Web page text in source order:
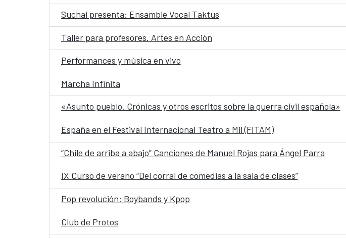
Suchai presenta: Ensamble Vocal Taktus
Taller para profesores. Artes en Acción
Performances y música en vivo
Marcha Infinita
«Asunto pueblo. Crónicas y otros escritos sobre la guerra civil española»
España en el Festival Internacional Teatro a Mil (FITAM)
“Chile de arriba a abajo” Canciones de Manuel Rojas para Ángel Parra
IX Curso de verano “Del corral de comedias a la sala de clases”
Pop revolución: Boybands y Kpop
Club de Protos